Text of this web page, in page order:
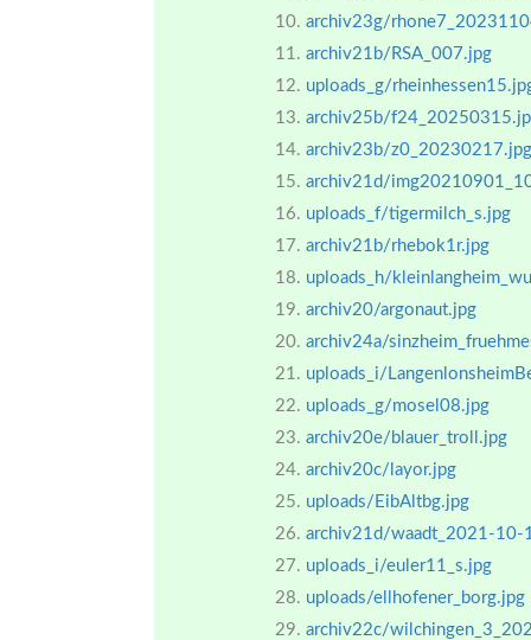
archiv23g/
archiv21b/RSA_007.jpg
uploads_g/
archiv25b/
archiv23b/z0_20230217.jpg
archiv21d/
uploads_f/tigermilch_s.jpg
archiv21b/rhebok1r.jpg
uploads_h/
archiv20/argonaut.jpg
archiv24a/
uploads_i/
uploads_g/mosel08.jpg
archiv20e/blauer_troll.jpg
archiv20c/layor.jpg
uploads/EibAltbg.jpg
archiv21d/waadt_2021-10-
uploads_i/euler11_s.jpg
uploads/ellhofener_borg.jpg
archiv22c/